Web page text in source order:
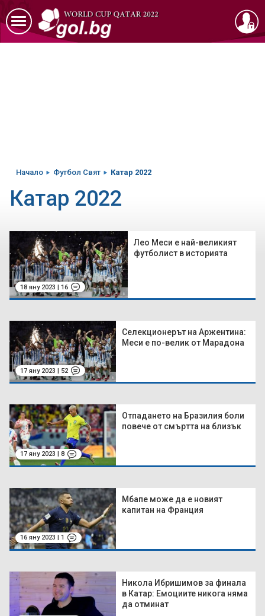
Начало Футбол Свят Катар 2022
Катар 2022
18 яну 2023 | 16
Лео Меси е най-великият
футболист в историята
17 яну 2023 | 52
Селекционерът на Аржентина:
Меси е по-велик от Марадона
17 яну 2023 | 8
Отпадането на Бразилия боли
повече от смъртта на близък
16 яну 2023 | 1
Мбапе може да е новият
капитан на Франция
Никола Ибришимов за финала
в Катар: Емоциите никога няма
да отминат